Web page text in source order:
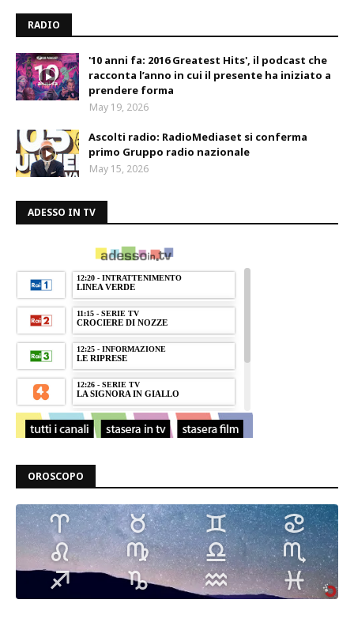
RADIO
'10 anni fa: 2016 Greatest Hits', il podcast che
racconta l’anno in cui il presente ha iniziato a
prendere forma
May 19, 2026
Ascolti radio: RadioMediaset si conferma
primo Gruppo radio nazionale
May 15, 2026
ADESSO IN TV
OROSCOPO